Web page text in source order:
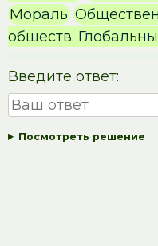
Мораль
обществ.
Введите ответ:
Посмотреть решение